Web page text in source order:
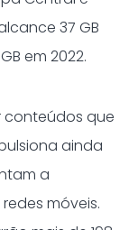
37 GB
em 2022.
conteúdos que
ainda
a
móveis.